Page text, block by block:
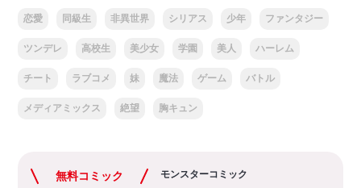
恋愛 同級生 非異世界 シリアス 少年 ファンタジー
ツンデレ 高校生 美少女 学園 美人 ハーレム
チート ラブコメ 妹 魔法 ゲーム バトル
メディアミックス 絶望 胸キュン
無料コミック モンスターコミック